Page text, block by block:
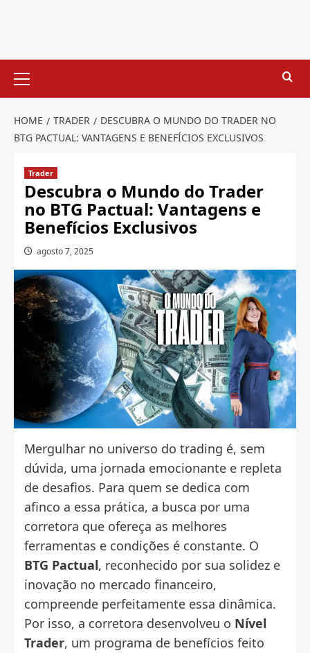
content
Menu
HOME TRADER
DESCUBRA O MUNDO DO TRADER NO
BTG PACTUAL: VANTAGENS E BENEFÍCIOS EXCLUSIVOS
Trader
Descubra o Mundo do Trader
no BTG Pactual: Vantagens e
Benefícios Exclusivos
agosto 7, 2025
Mergulhar no universo do trading é, sem
dúvida, uma jornada emocionante e repleta
de desafios. Para quem se dedica com
afinco a essa prática, a busca por uma
corretora que ofereça as melhores
ferramentas e condições é constante. O
BTG Pactual, reconhecido por sua solidez e
inovação no mercado financeiro,
compreende perfeitamente essa dinâmica.
Por isso, a corretora desenvolveu o Nível
Trader, um programa de benefícios feito